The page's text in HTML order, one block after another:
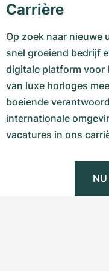
Carrière
Op zoek naar nieuwe
snel groeiend bedrijf
digitale platform voor
van luxe horloges
boeiende
internationale
vacatures in ons
NU